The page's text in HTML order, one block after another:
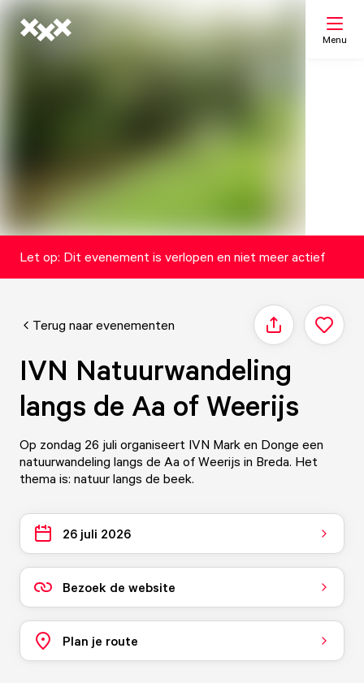
Menu
Let op: Dit evenement is verlopen en niet meer actief
Terug naar evenementen Delen
IVN Natuurwandeling
langs de Aa of Weerijs
Op zondag 26 juli organiseert IVN Mark en Donge een
natuurwandeling langs de Aa of Weerijs in Breda. Het
thema is: natuur langs de beek.
26 juli 2026
Bezoek de website
Plan je route